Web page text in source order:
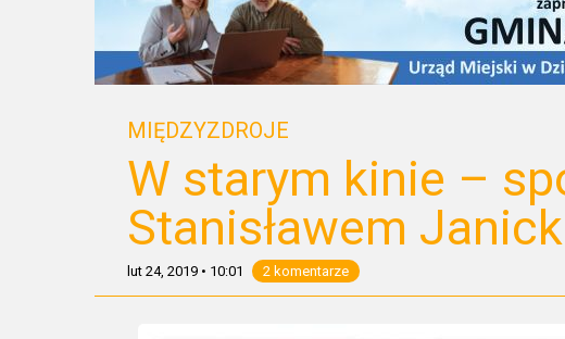
MIĘDZYZDROJE
W starym kinie –
Stanisławem
lut 24, 2019 • 10:01 2 komentarze